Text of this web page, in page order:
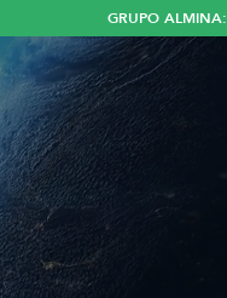
GRUPO ALMINA: